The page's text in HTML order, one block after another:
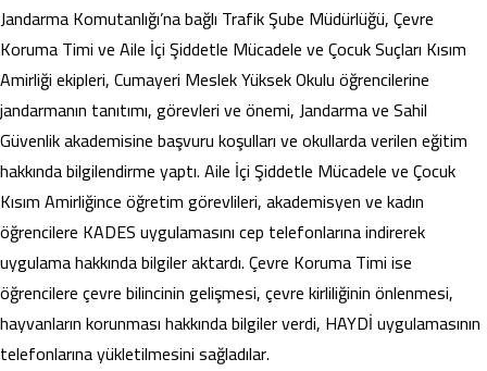
Jandarma Komutanlığı’na bağlı Trafik Şube Müdürlüğü, Çevre
Koruma Timi ve Aile İçi Şiddetle Mücadele ve Çocuk Suçları Kısım
Amirliği ekipleri, Cumayeri Meslek Yüksek Okulu öğrencilerine
jandarmanın tanıtımı, görevleri ve önemi, Jandarma ve Sahil
Güvenlik akademisine başvuru koşulları ve okullarda verilen eğitim
hakkında bilgilendirme yaptı. Aile İçi Şiddetle Mücadele ve Çocuk
Kısım Amirliğince öğretim görevlileri, akademisyen ve kadın
öğrencilere KADES uygulamasını cep telefonlarına indirerek
uygulama hakkında bilgiler aktardı. Çevre Koruma Timi ise
öğrencilere çevre bilincinin gelişmesi, çevre kirliliğinin önlenmesi,
hayvanların korunması hakkında bilgiler verdi, HAYDİ uygulamasının
telefonlarına yükletilmesini sağladılar.